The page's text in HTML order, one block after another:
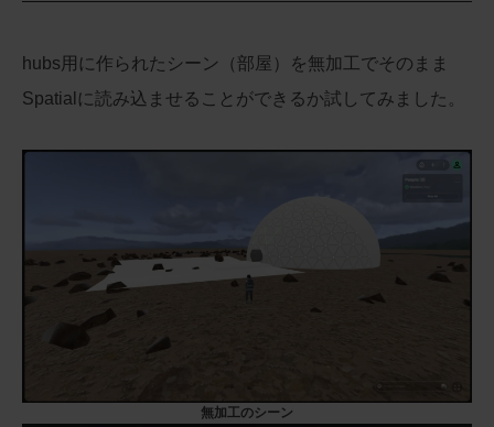
hubs用に作られたシーン（部屋）を無加工でそのまま
Spatialに読み込ませることができるか試してみました。
無加工のシーン